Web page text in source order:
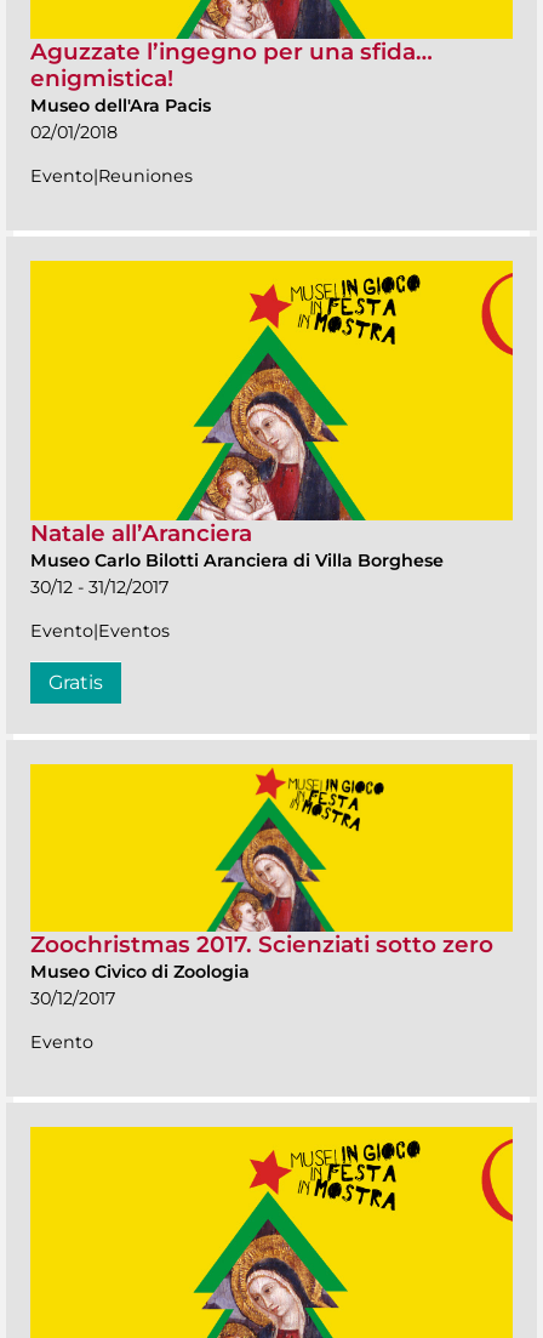
Aguzzate l’ingegno per una sfida…
enigmistica!
Museo dell'Ara Pacis
02/01/2018
Evento|Reuniones
Natale all’Aranciera
Museo Carlo Bilotti Aranciera di Villa Borghese
30/12 - 31/12/2017
Evento|Eventos
Gratis
Zoochristmas 2017. Scienziati sotto zero
Museo Civico di Zoologia
30/12/2017
Evento